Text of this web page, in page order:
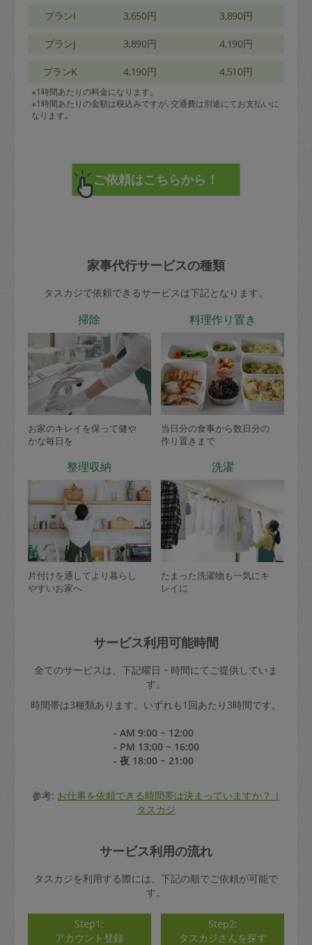
プランI 3,650円 3,890円
プランJ 3,890円 4,190円
プランK 4,190円 4,510円
※1時間あたりの料金になります。
※1時間あたりの金額は税込みですが､交通費は別途にてお支払いに
なります｡
家事代行サービスの種類
タスカジで依頼できるサービスは下記となります。
掃除
お家のキレイを保って健や
かな毎日を
料理作り置き
当日分の食事から数日分の
作り置きまで
整理収納
片付けを通してより暮らし
やすいお家へ
洗濯
たまった洗濯物も一気にキ
レイに
サービス利用可能時間
全てのサービスは、下記曜日・時間にてご提供していま
す。
時間帯は3種類あります。いずれも1回あたり3時間です。
- AM 9:00 ~ 12:00
- PM 13:00 ~ 16:00
- 夜 18:00 ~ 21:00
参考: お仕事を依頼できる時間帯は決まっていますか？ |
タスカジ
サービス利用の流れ
タスカジを利用する際には、下記の順でご依頼が可能で
す。
Step1:
アカウント登録
Step2:
タスカジさんを探す